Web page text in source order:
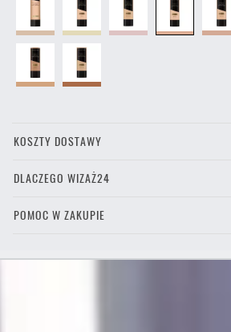
KOSZTY DOSTAWY
DLACZEGO WIZAŻ24
POMOC W ZAKUPIE